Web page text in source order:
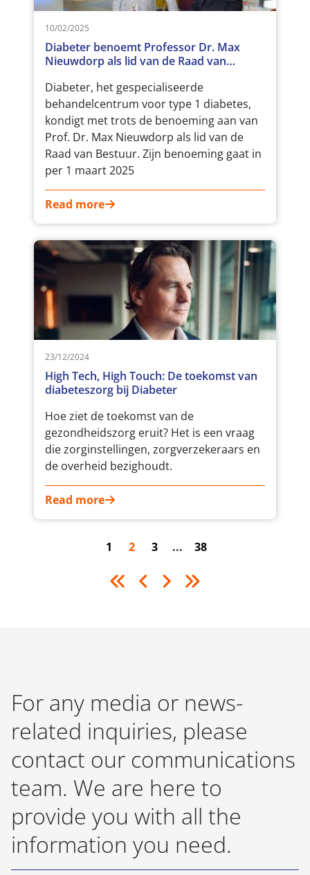
10/02/2025
Diabeter benoemt Professor Dr. Max
Nieuwdorp als lid van de Raad van
Diabeter, het gespecialiseerde
behandelcentrum voor type 1 diabetes,
kondigt met trots de benoeming aan van
Prof. Dr. Max Nieuwdorp als lid van de
Raad van Bestuur. Zijn benoeming gaat in
per 1 maart 2025
Read more
23/12/2024
High Tech, High Touch: De toekomst van
diabeteszorg bij Diabeter
Hoe ziet de toekomst van de
gezondheidszorg eruit? Het is een vraag
die zorginstellingen, zorgverzekeraars en
de overheid bezighoudt.
Read more
1 2 3 38
For any media or news-
related inquiries, please
contact our communications
team. We are here to
provide you with all the
information you need.